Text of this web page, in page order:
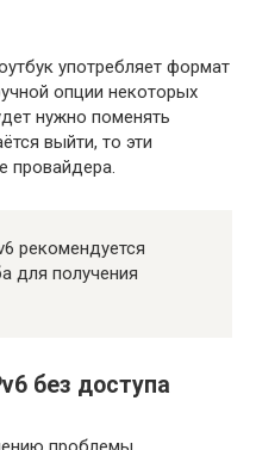
употребляет формат
опции некоторых
нужно поменять
выйти, то эти
провайдера.
рекомендуется
для получения
без доступа